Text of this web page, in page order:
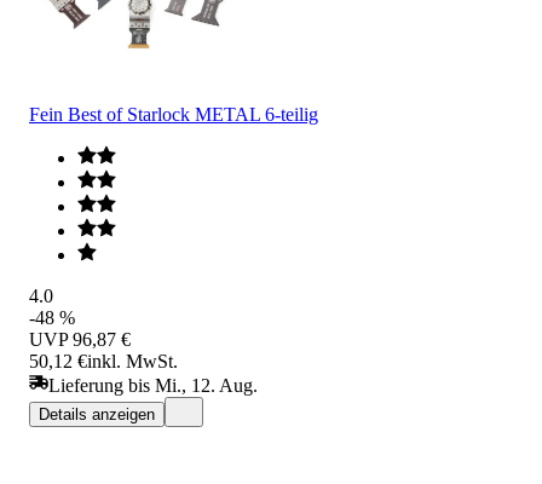
Fein Best of Starlock METAL 6-teilig
4.0
-48 %
UVP 96,87 €
50,12 €inkl. MwSt.
Lieferung bis Mi., 12. Aug.
Details anzeigen